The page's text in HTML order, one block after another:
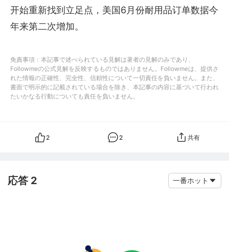
开始重新找到立足点，美国6月份耐用品订单数据今
年来第二次增加。
免責事項：本記事で述べられている見解は著者の見解のみであり、
Followmeの公式見解を反映するものではありません。Followmeは、提供さ
れた情報の正確性、完全性、信頼性について一切責任を負いません。また、
書面で明示的に記載されている場合を除き、本記事の内容に基づいて行われ
たいかなる行動についても責任を負いません。
2 2 共有
応答 2 一番ホット